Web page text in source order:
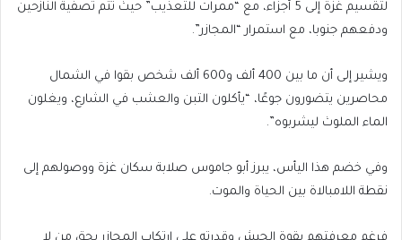
لتقسيم غزة إلى 5 أجزاء، مع “ممرات للتعذيب” حيث تتم تصفية النازحين
ودفعهم جنوبا، مع استمرار “المجازر”.
ويشير إلى أن ما بين 400 ألف و600 ألف شخص بقوا في الشمال
محاصرين يتضورون جوعًا، “يأكلون التبن والعشب في الشارع، ويغلون
الماء الملوث ليشربوه”.
وفي خضم هذا اليأس، يبرز أبو جاموس صلابة سكان غزة ووصولهم إلى
نقطة اللامبالاة بين الحياة والموت.